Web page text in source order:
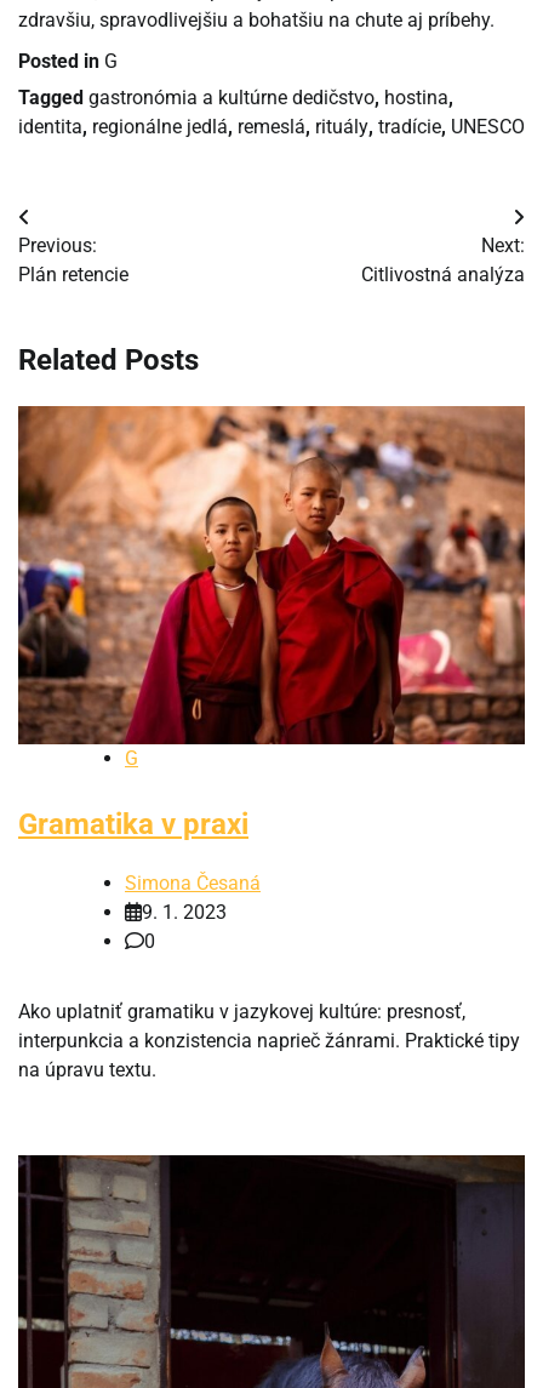
zdravšiu, spravodlivejšiu a bohatšiu na chute aj príbehy.
Posted in G
Tagged gastronómia a kultúrne dedičstvo, hostina,
identita, regionálne jedlá, remeslá, rituály, tradície, UNESCO
Navigácia
v
Previous:
Plán retencie
Next:
Citlivostná analýza
Related Posts
G
Gramatika v praxi
Simona Česaná
9. 1. 2023
0
Ako uplatniť gramatiku v jazykovej kultúre: presnosť,
interpunkcia a konzistencia naprieč žánrami. Praktické tipy
na úpravu textu.